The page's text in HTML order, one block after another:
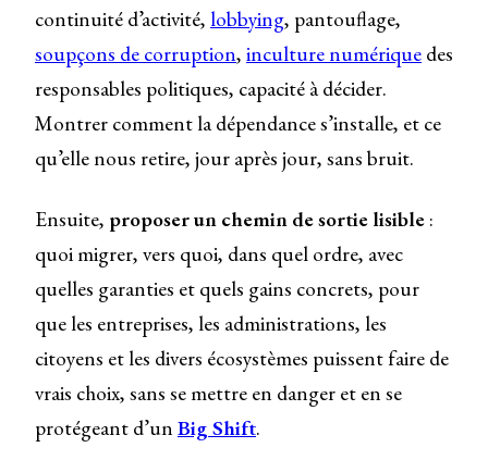
continuité d’activité, lobbying, pantouflage,
soupçons de corruption, inculture numérique des
responsables politiques, capacité à décider.
Montrer comment la dépendance s’installe, et ce
qu’elle nous retire, jour après jour, sans bruit.
Ensuite, proposer un chemin de sortie lisible :
quoi migrer, vers quoi, dans quel ordre, avec
quelles garanties et quels gains concrets, pour
que les entreprises, les administrations, les
citoyens et les divers écosystèmes puissent faire de
vrais choix, sans se mettre en danger et en se
protégeant d’un Big Shift.